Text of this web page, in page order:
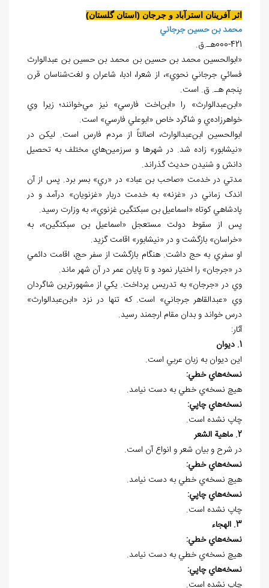
اثر آفرينان استرآباد و جرجان (استان گلستان)
محمد بن حسين جرجاني
000-421هـ.ق.
«ابوالحسين محمد بن حسين بن محمد بن حسين بن عبدالوارث
فسائي جرجاني نحوي»، از شعرا، ادبا، شاعران و لغت‌شناسان قرن
پنجم هـ. ق. است.
«ابن‌عبدالوارث» را «ابن‌اخت فارسي» نيز مي‌خوانند؛ زيرا وي
خواهرزاده‌ي و شاگرد خاص «ابوعلي فارسي» است.
ابوالحسين ابن‌عبدالوارث، اصالتاً از مردم فارس است. ليکن در
«نيشابور» زاده شد. در شهرها و سرزمين‌هاي مختلف به تحصيل
دانش و شنيدن حديث گذراند.
مدتي در خدمت «صاحب بن عباد» در «ري» بسر برد. پس از آن
اندک زماني در «غزنه» به خدمت دربار «غزنويان» درآمد و در
پادشاهي کوتاه «اسماعيل بن سبکتگين غزنوي»، به وزارت رسيد.
پس از سقوط دولت مستعجل «اسماعيل بن سبکتگين»، به
«خراسان» بازگشت و در «نيشابور» اقامت گزيد.
او سفري به حج داشت. هنگام بازگشت از سفر حج، اقامت دائمي
در «جرجان» را اختيار نمود و تا پايان عمر در آن شهر ماند.
وي در «جرجان» به تدريس پرداخت. يکي از مشهورترين شاگردان
وي «عبدالقاهر جرجاني» است. که تنها در نزد «ابن‌عبدالوارث»
درس خواند و بدان مقام ارجمند رسيد.
آثار:
1. ديوان
اين ديوان به زبان عربي است.
نسخههاي خطي:
هيچ نسخهي خطي به دست نيامد.
نسخههاي چاپي:
چاپ نشده است.
2. ماهية الشعر
در شرح و بيان شعر و انواع آن است.
نسخههاي خطي:
هيچ نسخهي خطي به دست نيامد.
نسخههاي چاپي:
چاپ نشده است.
3. الهجاء
نسخههاي خطي:
هيچ نسخهي خطي به دست نيامد.
نسخههاي چاپي: